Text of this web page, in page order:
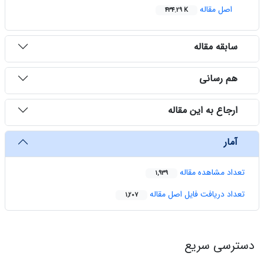
اصل مقاله
434.29 K
سابقه مقاله
هم رسانی
ارجاع به این مقاله
آمار
تعداد مشاهده مقاله 1,939
تعداد دریافت فایل اصل مقاله 1,207
دسترسی سریع